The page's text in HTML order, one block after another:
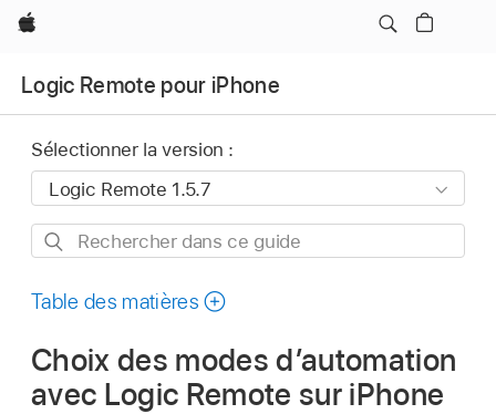
Apple
Logic Remote pour iPhone
Sélectionner la version :
Rechercher
ce
Table des matières
Choix des modes d’automation
avec Logic Remote sur iPhone